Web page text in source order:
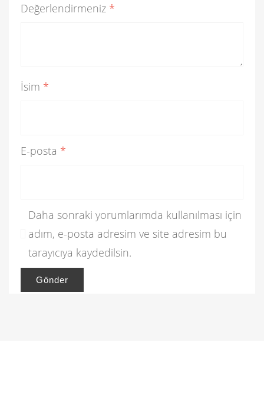
Değerlendirmeniz *
İsim *
E-posta *
Daha sonraki yorumlarımda kullanılması için
adım, e-posta adresim ve site adresim bu
tarayıcıya kaydedilsin.